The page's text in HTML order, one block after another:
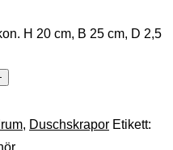
H 20 cm, B 25 cm, D 2,5
, Duschskrapor Etikett: